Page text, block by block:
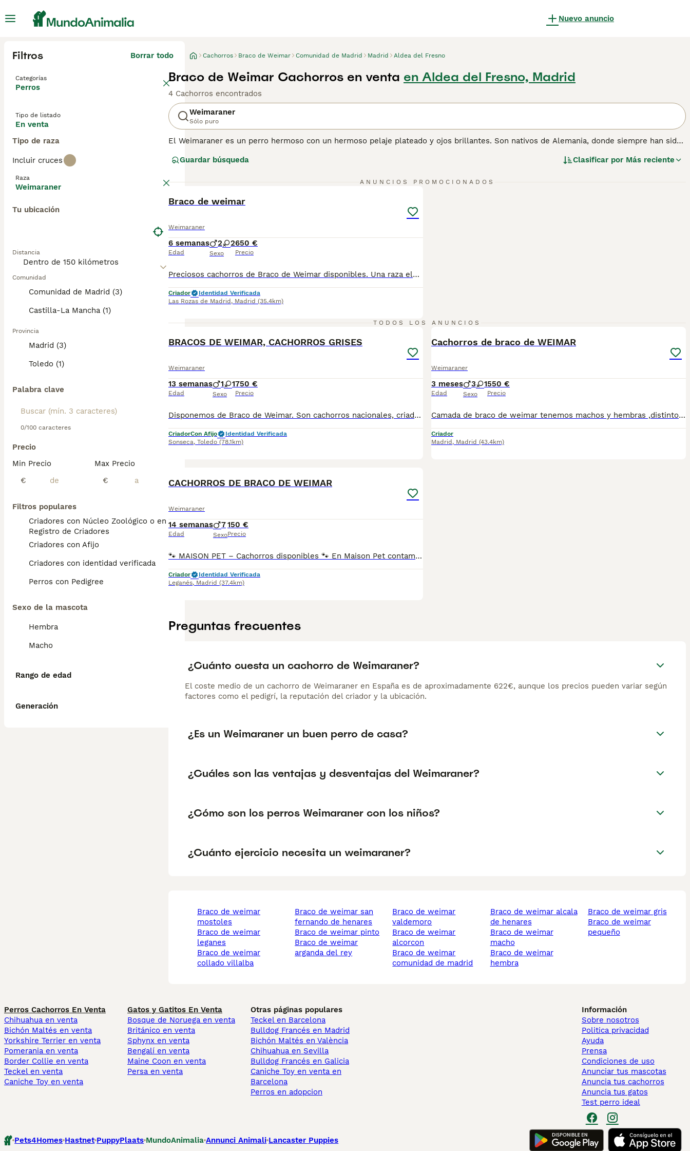
Nuevo anuncio
Filtros Borrar todo
Categorías
Perros
Tipo de listado
En venta
Tipo de raza
Incluir cruces
Raza
Weimaraner
Tu ubicación
Distancia
Comunidad
Comunidad de Madrid (3)
Castilla-La Mancha (1)
Provincia
Madrid (3)
Toledo (1)
Palabra clave
0/100 caracteres
Precio
Min Precio
€
Max Precio
€
Filtros populares
Criadores con Núcleo Zoológico o en el
Registro de Criadores
Criadores con Afijo
Criadores con identidad verificada
Perros con Pedigree
Sexo de la mascota
Hembra
Macho
Rango de edad
Generación
Cachorros Braco de Weimar Comunidad de Madrid Madrid Aldea del Fresno
Braco de Weimar Cachorros en venta en Aldea del Fresno, Madrid
4 Cachorros encontrados
Weimaraner
Sólo puro
El Weimaraner es un perro hermoso con un hermoso pelaje plateado y ojos brillantes. Son nativos de Alemania, donde siempre han sido
mejor opción para los dueños de perros primerizos, ya que los Weimaraner son muy inteligentes y se dan cuenta rápidamente cuando el
personas que lideran vidas activas al aire libre y que quieren un compañero canino fuerte a su lado.
Lee nuestrapágina de consejos de compra de Weimaraner
Guardar búsqueda Clasificar por Más reciente
ANUNCIOS PROMOCIONADOS
Braco de weimar
Weimaraner
6 semanas
Edad
2 2
Sexo
650 €
Precio
Preciosos cachorros de Braco de Weimar disponibles. Una raza elegante, inteligente y muy cariñosa, ideal para personas activas y amantes de la naturaleza. Destacan por su espectacular pelaje gris plateado, su gran nobleza y su excelente carácter familiar. Los cachorros se entregan con cartilla veterinaria, vacunados y desparasitados según su edad, revisados por veterinario y con todas las garantías sanitarias. Criados en un entorno familiar con amplios espacios para su correcto desarrollo y socialización. Se realizan envíos a toda España. Para más información, fotos y vídeos, contacta sin compromiso.
Criador
Identidad Verificada
Las Rozas de Madrid , Madrid (35.4km)
TODOS LOS ANUNCIOS
BRACOS DE WEIMAR, CACHORROS GRISES
Weimaraner
13 semanas
Edad
1 1
Sexo
750 €
Precio
Disponemos de Braco de Weimar. Son cachorros nacionales, criados por nosotros, en nuestro centro, con pedigrí con genealogía completa, Inscritos en el Libro de Orígenes Canino de España de la Federación Cinologica, se entregan con una garantía sanitaria escrita y contrato de compraventa, desparasitados y vacunados. A los padres les hemos realizado pruebas genéticas, para determinar que están libres de una serie de enfermedades, de los siguientes marcadores: * Hipomielinización. * Disrafismo espinal. * Laxitud de cadera (Displasia). * Mielopatía degenerativa. * Hiperuricemia. Lo ideal es venir al criadero, conocer la camada, interactuar con ellos, ver comportamiento, carácter, etc y valorar. Si se decide visitar el criadero, ruego sea previa cita para dedicarles el tiempo que necesiten y aclararles las dudas. INFORMESE SIN COMPROMISO. Estamos en Sonseca. Toledo. Pídanos más fotos o vídeos si lo desea en el teléfono o whastApp 609 369 666. Se puede recoger en el criadero o podemos enviar a domicilio en la península por 100€ adicionales aproximadamente si no se puede venir, con una videoconferencia antes. Si se decide visitar el criadero, ruego sea previa cita para dedicarles el tiempo que necesiten y aclararles las dudas. POSIBILIDAD DE PAGO FRACCIONADO. Precio iva
CriadorCon Afijo
Identidad Verificada
Sonseca, Toledo (78.1km)
Cachorros de braco de WEIMAR
Weimaraner
3 meses
Edad
3 1
Sexo
550 €
Precio
Camada de braco de weimar tenemos machos y hembras ,distintos colores Nuestros cachorros nacen y crecen en un ambiente familiar ,sin jaulas ,con un respeto y exclusiva cria,somos respetuosos con el tiempo de destete ,cada cachorro necesita su tiempo.. Destetamos con un pienso de alta calidad , Cachorros revisados ,desde el nacimiento ,hasta la entrega por un veterinario competente ,buscando siempre el bienestar de nuestros animales.. Sociabilizados y equilibrados tanto padres como cachorros Se entregan con todo el protocolo veterinario legal,y garantías por escrito completas.. Tenemos servicio de entrega personalizado a cualquier punto de España,directo.. El precio puede cambiar tanto en sexo como en características del cachorro. Dejanos tú teléfono y te mandamos toda la información fotos y vídeos ..
Criador
Madrid , Madrid (43.4km)
CACHORROS DE BRACO DE WEIMAR
Weimaraner
14 semanas
Edad
7
Sexo
150 €
Precio
🐾 MAISON PET – Cachorros disponibles 🐾 En Maison Pet contamos con cachorros disponibles de varias razas criados con dedicación, responsabilidad y mucho amor. 📍 Nos encontramos en Alameda de la Sagra (Toledo) y somos un criadero con Núcleo Zoológico propio y todos los permisos en regla. Trabajamos con más de 20 razas, entre ellas: 🐶 Pomerania 🐶 Teckel arlequín 🐶 Teckel negro fuego 🐶 Chihuahua 🐶 Mini Pinscher 🐶 Bodeguero 🐶 Shih Tzu 🐶 Golden Retriever 🐶 Dálmata 🐶 Bulldog Francés Fluffy 🐶 Bichón Maltés ✨ ¡y muchas más! Seleccionamos cuidadosamente nuestros ejemplares para ofrecer cachorros con excelente salud, genética y morfología, respetando siempre los estándares de cada raza. Contamos con un equipo especializado para cada raza, lo que nos permite dedicarles el tiempo, cuidados y atención necesarios. Nuestros cachorros nacen y crecen en ambiente familiar, con condiciones higiénico-sanitarias excepcionales y están correctamente socializados, fomentando un carácter equilibrado y tranquilo con personas y otros animales. 📋 Nuestros cachorros se entregan con: ✔ Vacunas correspondientes a su edad y cartilla veterinaria ✔ Desparasitación interna y externa ✔ Garantía vírica de 14 días ✔ Garantía congénita/genética mortal de 1 año ✔ Seguimiento y asesoramiento durante los primeros 15 días tras la llegada a su nuevo hogar 💰 Importante: Los precios que aparecen en los anuncios corresponden al importe de reserva del cachorro. El precio final puede variar según morfología, genética, calidad del ejemplar y disponibilidad en ese momento. 📲 Más información o disponibilidad: WhatsApp: 34 639 14 55 03 📸 Instagram: @maisonpetmadrid 🎵 TikTok: @maisonpetspain ✨ Estaremos encantados de ayudarte a encontrar a tu nuevo compañero de vida.
Criador
Identidad Verificada
Leganés, Madrid (37.4km)
Preguntas frecuentes
¿Cuánto cuesta un cachorro de Weimaraner?
El coste medio de un cachorro de Weimaraner en España es de aproximadamente 622€, aunque los precios pueden variar según
factores como el pedigrí, la reputación del criador y la ubicación.
¿Es un Weimaraner un buen perro de casa?
¿Cuáles son las ventajas y desventajas del Weimaraner?
¿Cómo son los perros Weimaraner con los niños?
¿Cuánto ejercicio necesita un weimaraner?
braco de weimar
mostoles
braco de weimar
leganes
braco de weimar
collado villalba
braco de weimar san
fernando de henares
braco de weimar pinto
braco de weimar
arganda del rey
braco de weimar
valdemoro
braco de weimar
alcorcon
braco de weimar
comunidad de madrid
braco de weimar alcala
de henares
braco de weimar
macho
braco de weimar
hembra
braco de weimar gris
braco de weimar
pequeño
Perros Cachorros En Venta
Chihuahua en venta
Bichón Maltés en venta
Yorkshire Terrier en venta
Pomerania en venta
Border Collie en venta
Teckel en venta
Caniche Toy en venta
Gatos y Gatitos En Venta
Bosque de Noruega en venta
Británico en venta
Sphynx en venta
Bengalí en venta
Maine Coon en venta
Persa en venta
Otras páginas populares
Teckel en Barcelona
Bulldog Francés en Madrid
Bichón Maltés en València
Chihuahua en Sevilla
Bulldog Francés en Galicia
Caniche Toy en venta en
Barcelona
Perros en adopcion
Información
Sobre nosotros
Politica privacidad
Ayuda
Prensa
Condiciones de uso
Anunciar tus mascotas
Anuncia tus cachorros
Anuncia tus gatos
Test perro ideal
Pets4Homes Hastnet PuppyPlaats MundoAnimalia Annunci Animali Lancaster Puppies